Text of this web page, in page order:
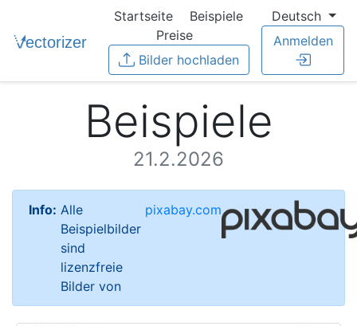
Startseite
Beispiele
Preise
Bilder hochladen
Deutsch
Anmelden
Beispiele
21.2.2026
Info: Alle
Beispielbilder
sind
lizenzfreie
Bilder von
pixabay.com